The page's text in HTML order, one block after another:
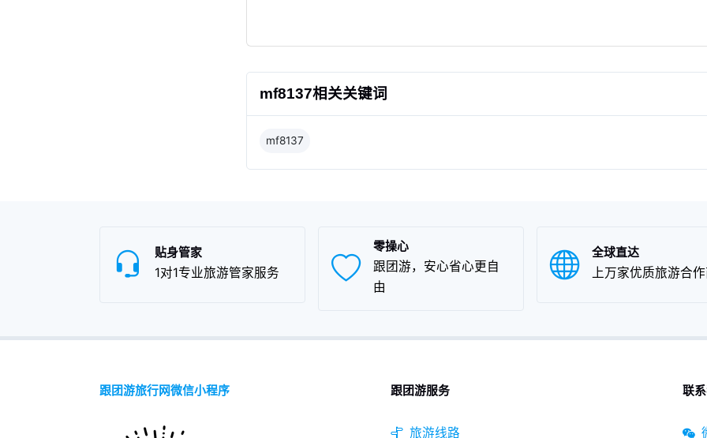
mf8137相关关键词
mf8137
贴身管家
1对1专业旅游管家服务
零操心
跟团游，安心省心更自
由
全球直达
上万家优质旅游合
跟团游旅行网微信小程序 跟团游服务
旅游线路
联